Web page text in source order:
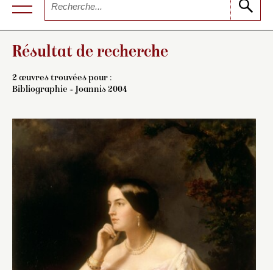
Résultat de recherche
2 œuvres trouvées pour :
Bibliographie = Joannis 2004